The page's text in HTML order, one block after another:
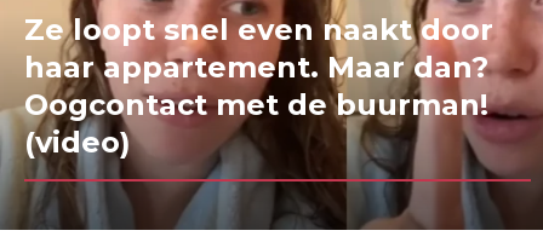
Ze loopt snel even naakt door
haar appartement. Maar dan?
Oogcontact met de buurman!
(video)